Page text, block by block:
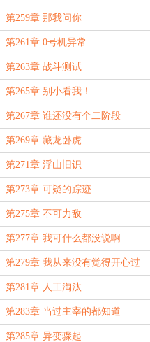
第259章 那我问你
第261章 0号机异常
第263章 战斗测试
第265章 别小看我！
第267章 谁还没有个二阶段
第269章 藏龙卧虎
第271章 浮山旧识
第273章 可疑的踪迹
第275章 不可力敌
第277章 我可什么都没说啊
第279章 我从来没有觉得开心过
第281章 人工淘汰
第283章 当过主宰的都知道
第285章 异变骤起